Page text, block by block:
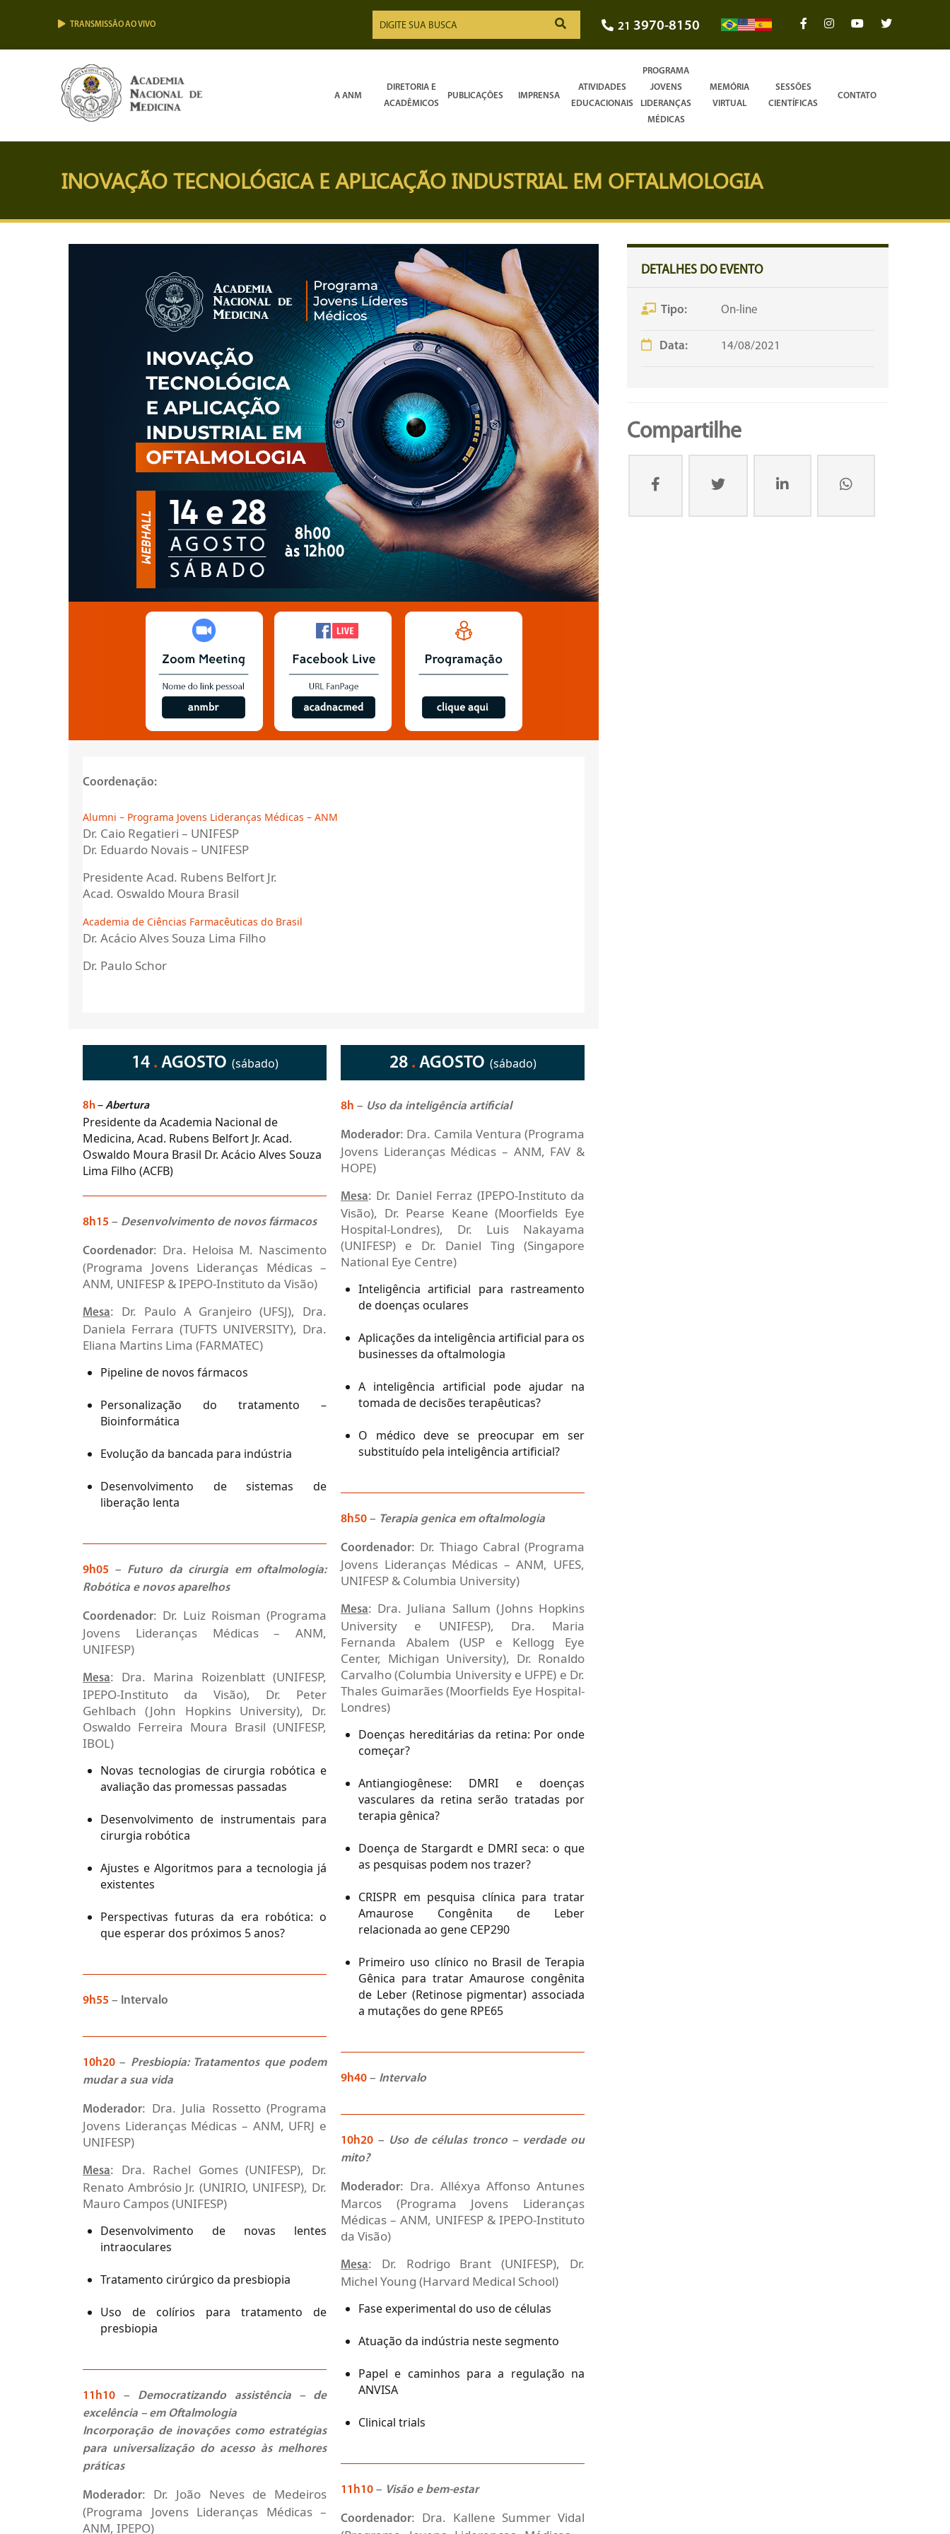
TRANSMISSÃO AO VIVO 21 3970-8150
A ANM
DIRETORIA E
ACADÊMICOS
PUBLICAÇÕES IMPRENSA
ATIVIDADES
EDUCACIONAIS
PROGRAMA
JOVENS
LIDERANÇAS
MÉDICAS
MEMÓRIA
VIRTUAL
SESSÕES
CIENTÍFICAS
CONTATO
INOVAÇÃO TECNOLÓGICA E APLICAÇÃO INDUSTRIAL EM OFTALMOLOGIA
Coordenação:
Alumni – Programa Jovens Lideranças Médicas – ANM
Dr. Caio Regatieri – UNIFESP
Dr. Eduardo Novais – UNIFESP
Presidente Acad. Rubens Belfort Jr.
Acad. Oswaldo Moura Brasil
Academia de Ciências Farmacêuticas do Brasil
Dr. Acácio Alves Souza Lima Filho
Dr. Paulo Schor
14 . AGOSTO (sábado) 28 . AGOSTO (sábado)
8h–Abertura
Presidente da Academia Nacional de
Medicina, Acad. Rubens Belfort Jr. Acad.
Oswaldo Moura Brasil Dr. Acácio Alves Souza
Lima Filho (ACFB)
8h15 – Desenvolvimento de novos fármacos
Coordenador: Dra. Heloisa M. Nascimento
(Programa Jovens Lideranças Médicas –
ANM, UNIFESP & IPEPO-Instituto da Visão)
Mesa: Dr. Paulo A Granjeiro (UFSJ), Dra.
Daniela Ferrara (TUFTS UNIVERSITY), Dra.
Eliana Martins Lima (FARMATEC)
Pipeline de novos fármacos
Personalização do tratamento –
Bioinformática
Evolução da bancada para indústria
Desenvolvimento de sistemas de
liberação lenta
9h05 – Futuro da cirurgia em oftalmologia:
Robótica e novos aparelhos
Coordenador: Dr. Luiz Roisman (Programa
Jovens Lideranças Médicas – ANM,
UNIFESP)
Mesa: Dra. Marina Roizenblatt (UNIFESP,
IPEPO-Instituto da Visão), Dr. Peter
Gehlbach (John Hopkins University), Dr.
Oswaldo Ferreira Moura Brasil (UNIFESP,
IBOL)
Novas tecnologias de cirurgia robótica e
avaliação das promessas passadas
Desenvolvimento de instrumentais para
cirurgia robótica
Ajustes e Algoritmos para a tecnologia já
existentes
Perspectivas futuras da era robótica: o
que esperar dos próximos 5 anos?
9h55 – Intervalo
10h20 – Presbiopia: Tratamentos que podem
mudar a sua vida
Moderador: Dra. Julia Rossetto (Programa
Jovens Lideranças Médicas – ANM, UFRJ e
UNIFESP)
Mesa: Dra. Rachel Gomes (UNIFESP), Dr.
Renato Ambrósio Jr. (UNIRIO, UNIFESP), Dr.
Mauro Campos (UNIFESP)
Desenvolvimento de novas lentes
intraoculares
Tratamento cirúrgico da presbiopia
Uso de colírios para tratamento de
presbiopia
11h10 – Democratizando assistência – de
excelência – em Oftalmologia
Incorporação de inovações como estratégias
para universalização do acesso às melhores
práticas
Moderador: Dr. João Neves de Medeiros
(Programa Jovens Lideranças Médicas –
ANM, IPEPO)
8h – Uso da inteligência artificial
Moderador: Dra. Camila Ventura (Programa
Jovens Lideranças Médicas – ANM, FAV &
HOPE)
Mesa: Dr. Daniel Ferraz (IPEPO-Instituto da
Visão), Dr. Pearse Keane (Moorfields Eye
Hospital-Londres), Dr. Luis Nakayama
(UNIFESP) e Dr. Daniel Ting (Singapore
National Eye Centre)
Inteligência artificial para rastreamento
de doenças oculares
Aplicações da inteligência artificial para os
businesses da oftalmologia
A inteligência artificial pode ajudar na
tomada de decisões terapêuticas?
O médico deve se preocupar em ser
substituído pela inteligência artificial?
8h50 – Terapia genica em oftalmologia
Coordenador: Dr. Thiago Cabral (Programa
Jovens Lideranças Médicas – ANM, UFES,
UNIFESP & Columbia University)
Mesa: Dra. Juliana Sallum (Johns Hopkins
University e UNIFESP), Dra. Maria
Fernanda Abalem (USP e Kellogg Eye
Center, Michigan University), Dr. Ronaldo
Carvalho (Columbia University e UFPE) e Dr.
Thales Guimarães (Moorfields Eye Hospital-
Londres)
Doenças hereditárias da retina: Por onde
começar?
Antiangiogênese: DMRI e doenças
vasculares da retina serão tratadas por
terapia gênica?
Doença de Stargardt e DMRI seca: o que
as pesquisas podem nos trazer?
CRISPR em pesquisa clínica para tratar
Amaurose Congênita de Leber
relacionada ao gene CEP290
Primeiro uso clínico no Brasil de Terapia
Gênica para tratar Amaurose congênita
de Leber (Retinose pigmentar) associada
a mutações do gene RPE65
9h40 – Intervalo
10h20 – Uso de células tronco – verdade ou
mito?
Moderador: Dra. Alléxya Affonso Antunes
Marcos (Programa Jovens Lideranças
Médicas – ANM, UNIFESP & IPEPO-Instituto
da Visão)
Mesa: Dr. Rodrigo Brant (UNIFESP), Dr.
Michel Young (Harvard Medical School)
Fase experimental do uso de células
Atuação da indústria neste segmento
Papel e caminhos para a regulação na
ANVISA
Clinical trials
11h10 – Visão e bem-estar
Coordenador: Dra. Kallene Summer Vidal
DETALHES DO EVENTO
Tipo: On-line
Data: 14/08/2021
Compartilhe